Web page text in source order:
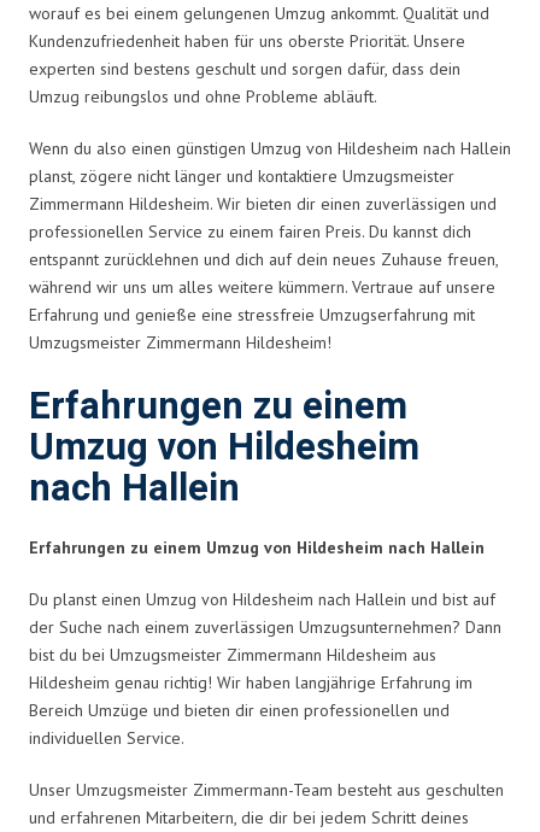
worauf es bei einem gelungenen Umzug ankommt. Qualität und
Kundenzufriedenheit haben für uns oberste Priorität. Unsere
experten sind bestens geschult und sorgen dafür, dass dein
Umzug reibungslos und ohne Probleme abläuft.
Wenn du also einen günstigen Umzug von Hildesheim nach Hallein
planst, zögere nicht länger und kontaktiere Umzugsmeister
Zimmermann Hildesheim. Wir bieten dir einen zuverlässigen und
professionellen Service zu einem fairen Preis. Du kannst dich
entspannt zurücklehnen und dich auf dein neues Zuhause freuen,
während wir uns um alles weitere kümmern. Vertraue auf unsere
Erfahrung und genieße eine stressfreie Umzugserfahrung mit
Umzugsmeister Zimmermann Hildesheim!
Erfahrungen zu einem
Umzug von Hildesheim
nach Hallein
Erfahrungen zu einem Umzug von Hildesheim nach Hallein
Du planst einen Umzug von Hildesheim nach Hallein und bist auf
der Suche nach einem zuverlässigen Umzugsunternehmen? Dann
bist du bei Umzugsmeister Zimmermann Hildesheim aus
Hildesheim genau richtig! Wir haben langjährige Erfahrung im
Bereich Umzüge und bieten dir einen professionellen und
individuellen Service.
Unser Umzugsmeister Zimmermann-Team besteht aus geschulten
und erfahrenen Mitarbeitern, die dir bei jedem Schritt deines